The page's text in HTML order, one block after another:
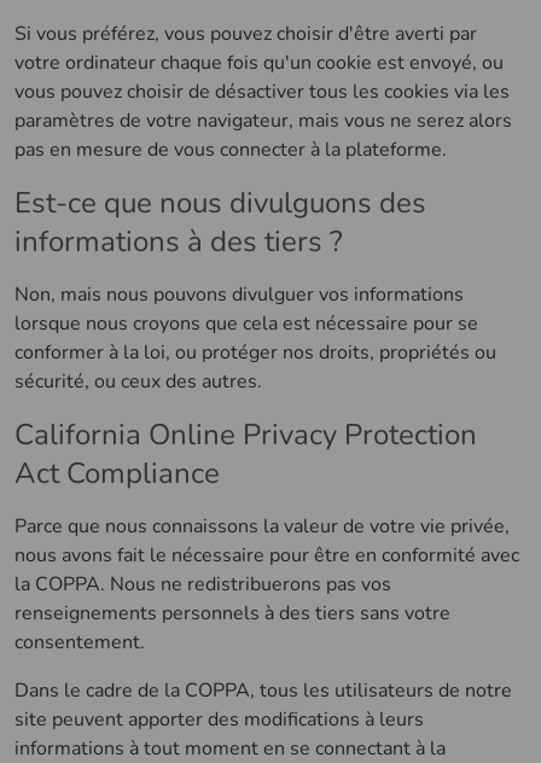
Si vous préférez, vous pouvez choisir d'être averti par
votre ordinateur chaque fois qu'un cookie est envoyé, ou
vous pouvez choisir de désactiver tous les cookies via les
paramètres de votre navigateur, mais vous ne serez alors
pas en mesure de vous connecter à la plateforme.
Est-ce que nous divulguons des
informations à des tiers ?
Non, mais nous pouvons divulguer vos informations
lorsque nous croyons que cela est nécessaire pour se
conformer à la loi, ou protéger nos droits, propriétés ou
sécurité, ou ceux des autres.
California Online Privacy Protection
Act Compliance
Parce que nous connaissons la valeur de votre vie privée,
nous avons fait le nécessaire pour être en conformité avec
la COPPA. Nous ne redistribuerons pas vos
renseignements personnels à des tiers sans votre
consentement.
Dans le cadre de la COPPA, tous les utilisateurs de notre
site peuvent apporter des modifications à leurs
informations à tout moment en se connectant à la